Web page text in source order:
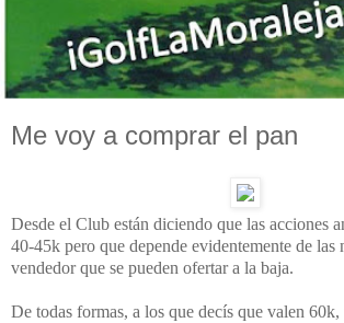
Me voy a comprar el pan
Desde el Club están diciendo que las acciones
40-45k pero que depende evidentemente de las
vendedor que se pueden ofertar a la baja.
De todas formas, a los que decís que valen